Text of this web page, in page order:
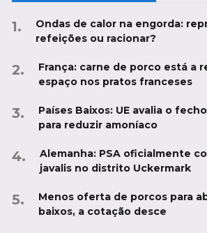
Ondas de calor na engorda:
refeições ou racionar?
França: carne de porco está a
espaço nos pratos franceses
Países Baixos: UE avalia o
para reduzir amoníaco
Alemanha: PSA oficialmente
javalis no distrito Uckermark
Menos oferta de porcos para
baixos, a cotação desce